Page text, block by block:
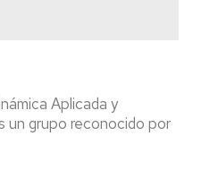
Aplicada y
un grupo reconocido por